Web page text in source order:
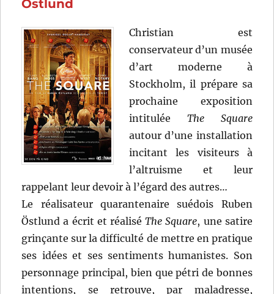
Östlund
Christian est
conservateur d’un musée
d’art moderne à
Stockholm, il prépare sa
prochaine exposition
intitulée The Square
autour d’une installation
incitant les visiteurs à
l’altruisme et leur
rappelant leur devoir à l’égard des autres…
Le réalisateur quarantenaire suédois Ruben
Östlund a écrit et réaliséThe Square, une satire
grinçante sur la difficulté de mettre en pratique
ses idées et ses sentiments humanistes. Son
personnage principal, bien que pétri de bonnes
intentions, se retrouve, par maladresse,